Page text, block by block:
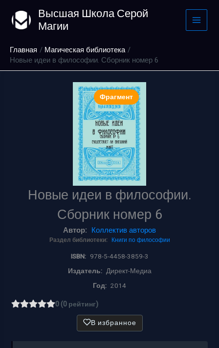
содержимому
Высшая Школа Серой
Магии
Главная
Магическая библиотека
Новые идеи в философии. Сборник номер 6
Фрагмент
Новые идеи в философии.
Сборник номер 6
Автор: Коллектив авторов
Раздел библиотеки: Книги по философии
ISBN: 978-5-4458-3859-3
Издатель: Директ-Медиа
Год: 2014
0 (0 рейтинг)
В избранное